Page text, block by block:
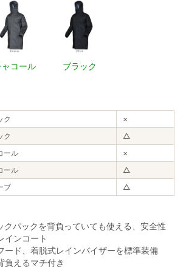
ャコール ブラック
ク
×
ク
△
ール ×
ール
△
ブ
△
クパックを背負っていても使える、安全性
インコート
ード、着脱式レインバイザーを標準装備
負えるマチ付き